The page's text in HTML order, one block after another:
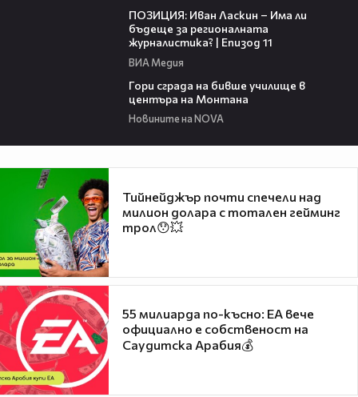
ПОЗИЦИЯ: Иван Ласкин – Има ли
бъдеще за регионалната
журналистика? | Епизод 11
ВИА Медия
Гори сграда на бивше училище в
центъра на Монтана
Новините на NOVA
Тийнейджър почти спечели над
милион долара с тотален гейминг
трол😯💥
55 милиарда по-късно: EA вече
официално е собственост на
Саудитска Арабия💰